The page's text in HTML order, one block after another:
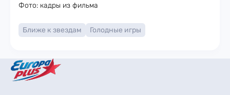
Фото: кадры из фильма
Ближе к звездам Голодные игры